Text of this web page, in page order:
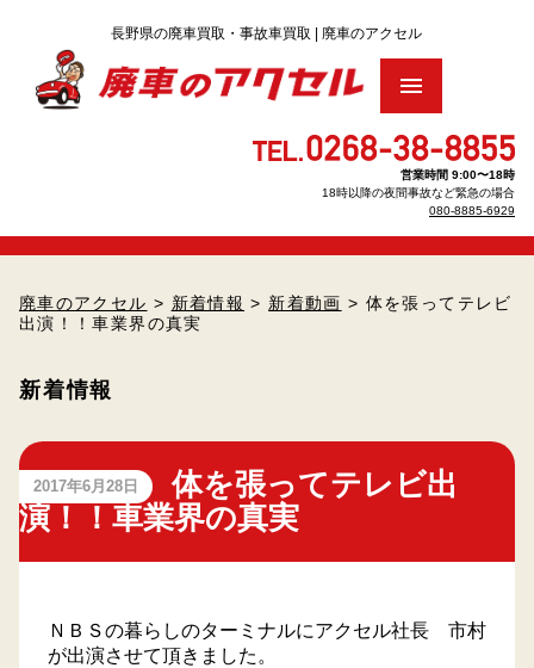
廃車手続きについて▶
廃車・解体Q＆A
査定のお申し込み
パーツのお見積もり
会社概要
営業時間 9:00〜18時
18時以降の夜間事故など緊急の場合
080-8885-6929
廃車のアクセル > 新着情報 > 新着動画 > 体を張ってテレビ
出演！！車業界の真実
新着情報
2017年6月28日
体を張ってテレビ出
演！！車業界の真実
ＮＢＳの暮らしのターミナルにアクセル社長 市村
が出演させて頂きました。